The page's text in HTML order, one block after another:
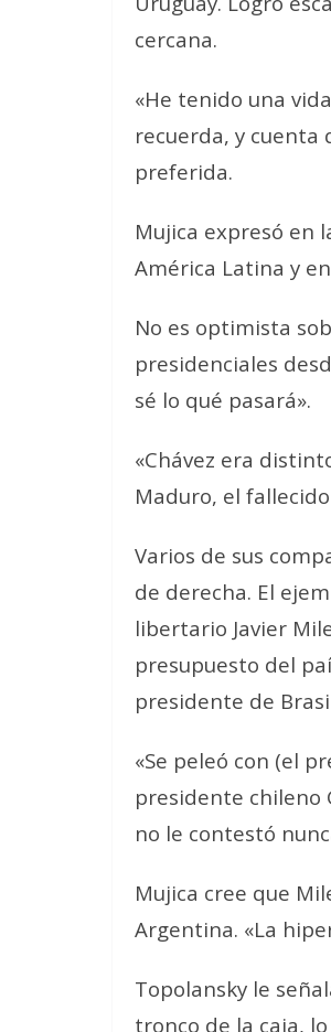
cercana.
«He tenido una
recuerda, y cuenta
preferida.
Mujica expresó en
América Latina y
No es optimista
presidenciales
sé lo qué pasará».
«Chávez era
Maduro, el
Varios de sus
de derecha. El
libertario Javier
presupuesto del
presidente de
«Se peleó con (el
presidente chileno
no le contestó
Mujica cree que
Argentina. «La
Topolansky le
tronco de la caja,